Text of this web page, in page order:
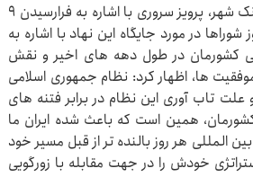
به گزارش روابط عمومی بانک شهر، پرویز سروری با اشاره به فرارسیدن 9
در مورد جایگاه این نهاد با اشاره به
کشورمان در طول دهه های اخیر و نقش
ها، اظهار کرد: نظام جمهوری اسلامی
تاب آوری این نظام در برابر فتنه های
همین است که باعث شده ایران ما
المللی هر روز بالنده تر از قبل مسیر خود
خودش را در جهت مقابله با زورگویی